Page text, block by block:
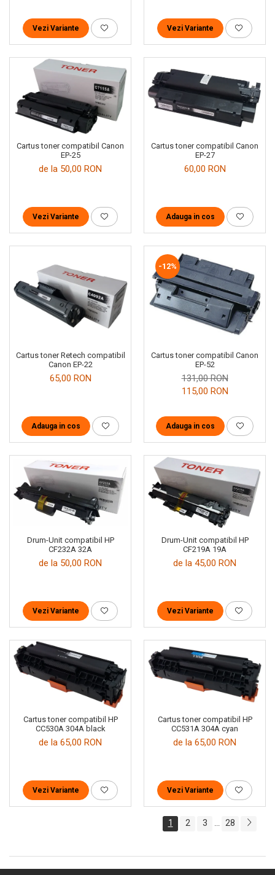
Vezi Variante Vezi Variante
Cartus toner compatibil Canon
EP-25
de la 50,00 RON
Vezi Variante
Cartus toner compatibil Canon
EP-27
60,00 RON
Adauga in cos
Cartus toner Retech compatibil
Canon EP-22
65,00 RON
Adauga in cos
-12%
Cartus toner compatibil Canon
EP-52
131,00 RON
115,00 RON
Adauga in cos
Drum-Unit compatibil HP
CF232A 32A
de la 50,00 RON
Vezi Variante
Drum-Unit compatibil HP
CF219A 19A
de la 45,00 RON
Vezi Variante
Cartus toner compatibil HP
CC530A 304A black
de la 65,00 RON
Vezi Variante
Cartus toner compatibil HP
CC531A 304A cyan
de la 65,00 RON
Vezi Variante
1 2 3 28